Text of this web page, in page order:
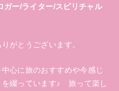
ガー/ライター/スピリチャル
がとうございます。
心に旅のおすすめや今感じ
を綴っています♪ 旅って楽し